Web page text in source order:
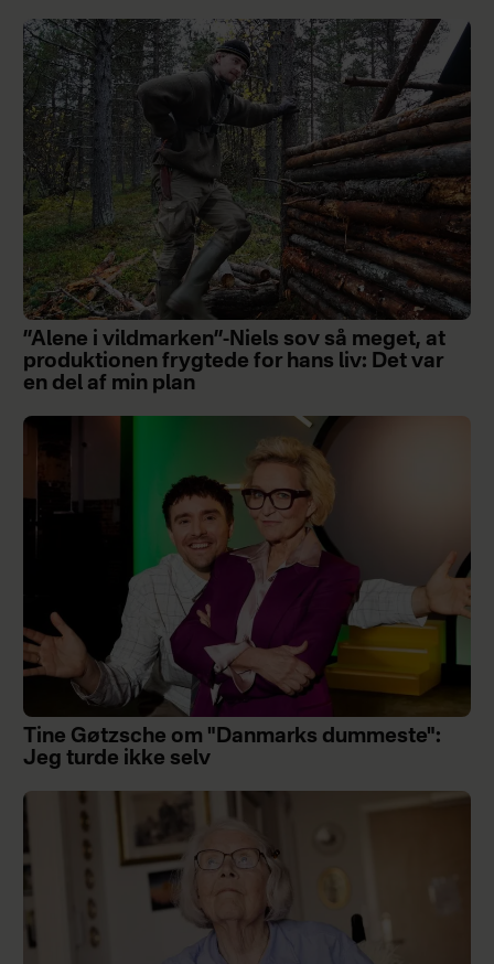
”Alene i vildmarken”-Niels sov så meget, at
produktionen frygtede for hans liv: Det var
en del af min plan
Tine Gøtzsche om "Danmarks dummeste":
Jeg turde ikke selv